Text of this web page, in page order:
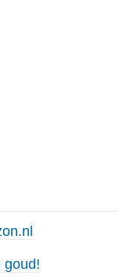
goud!